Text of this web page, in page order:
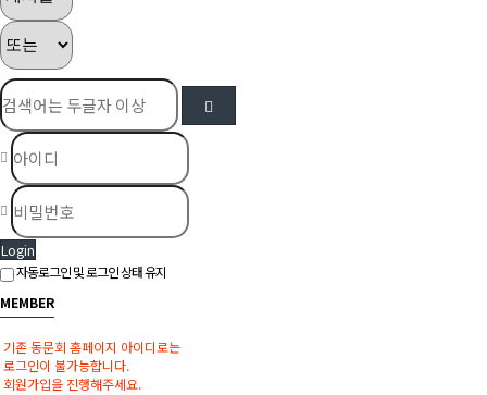
Login
자동로그인 및 로그인 상태 유지
MEMBER
기존 동문회 홈페이지 아이디로는
로그인이 불가능합니다.
회원가입을 진행해주세요.